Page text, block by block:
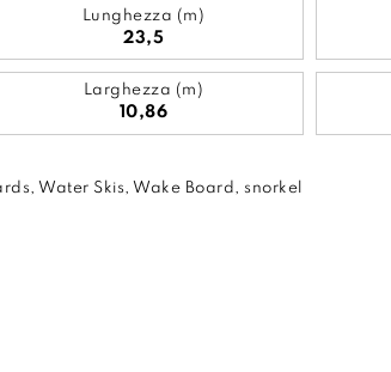
Lunghezza (m)
23,5
Larghezza (m)
10,86
Water Skis, Wake Board, snorkel